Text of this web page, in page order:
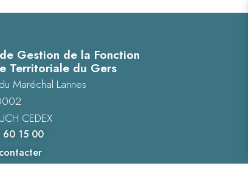
Gestion de la Fonction
Territoriale du Gers
Maréchal Lannes
CEDEX
15 00